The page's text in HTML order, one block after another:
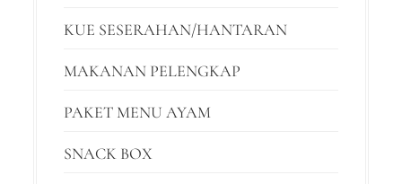
KUE SESERAHAN/HANTARAN
MAKANAN PELENGKAP
PAKET MENU AYAM
SNACK BOX